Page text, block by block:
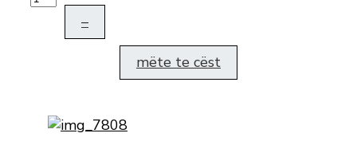
–
mëte te cëst